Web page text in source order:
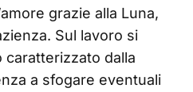
grazie alla Luna,
Sul lavoro si
dalla
a sfogare eventuali